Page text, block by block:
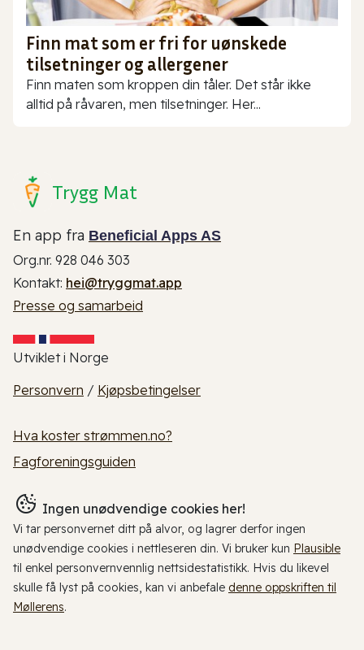
Finn mat som er fri for uønskede
tilsetninger og allergener
Finn maten som kroppen din tåler. Det står ikke
alltid på råvaren, men tilsetninger. Her...
Trygg Mat
En app fra Beneficial Apps AS
Org.nr. 928 046 303
Kontakt: hei@tryggmat.app
Presse og samarbeid
Utviklet i Norge
Personvern / Kjøpsbetingelser
Hva koster strømmen.no?
Fagforeningsguiden
Ingen unødvendige cookies her!
Vi tar personvernet ditt på alvor, og lagrer derfor ingen
unødvendige cookies i nettleseren din. Vi bruker kun Plausible
til enkel personvernvennlig nettsidestatistikk. Hvis du likevel
skulle få lyst på cookies, kan vi anbefale denne oppskriften til
Møllerens.